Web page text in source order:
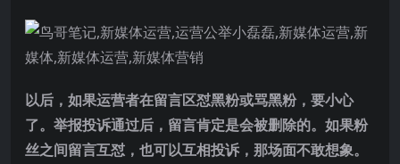
以后，如果运营者在留言区怼黑粉或骂黑粉，要小心
了。举报投诉通过后，留言肯定是会被删除的。如果粉
丝之间留言互怼，也可以互相投诉，那场面不敢想象。